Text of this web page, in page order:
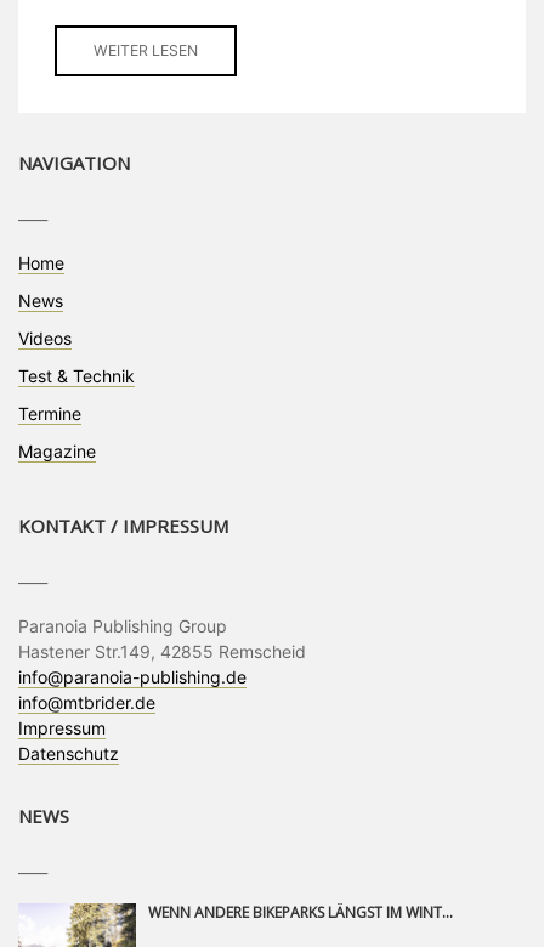
WEITER LESEN
NAVIGATION
Home
News
Videos
Test & Technik
Termine
Magazine
KONTAKT / IMPRESSUM
Paranoia Publishing Group
Hastener Str.149, 42855 Remscheid
info@paranoia-publishing.de
info@mtbrider.de
Impressum
Datenschutz
NEWS
WENN ANDERE BIKEPARKS LÄNGST IM WINTERSCHLAF SIND, IST MAN IN SAALFELDEN LEOGANG IMMER NOCH AM MOUNTAINBIKEN. IST DER HERBST DIE SCHÖNSTE ZEIT DES JAHRES? AUF DEN TRAILS RUND UM SAALFELDEN LEOGANG UND IM EPIC BIKEPARK LEOGANG IST ER DAS AUF JEDEN FALL – UND DIE GEFÜHLT DIE LÄNGSTE NOCH DAZU. NOCH BIS MINDESTENS 8. NOVEMBER STEHT DAS PINZGAUER MOUNTAINBIKE-PARADIES ALLEN RIDERN OFFEN, DIE EINFACH NICHT GENUG KRIEGEN KÖNNEN. DABEI HÄLT DIE GOLDENE JAHRESZEIT IN SAALFELDEN LEOGANG WEIT MEHR ALS LINES, TRAILS UND HERBSTPANORAMEN BEREIT: MIT DEM BIKE FESTIVAL, VERSCHIEDENEN LADIES SHRED EVENTS UND EINEM DIE GESAMTE SAISON ANDAUERNDEN PHOTO CONTEST ZUM 25-JÄHRIGEN BIKEPARK-JUBILÄUM GIBT ES RUND UM ÖSTERREICHS ÄLTESTEN BIKEPARK EINIGES ZU ERLEBEN.